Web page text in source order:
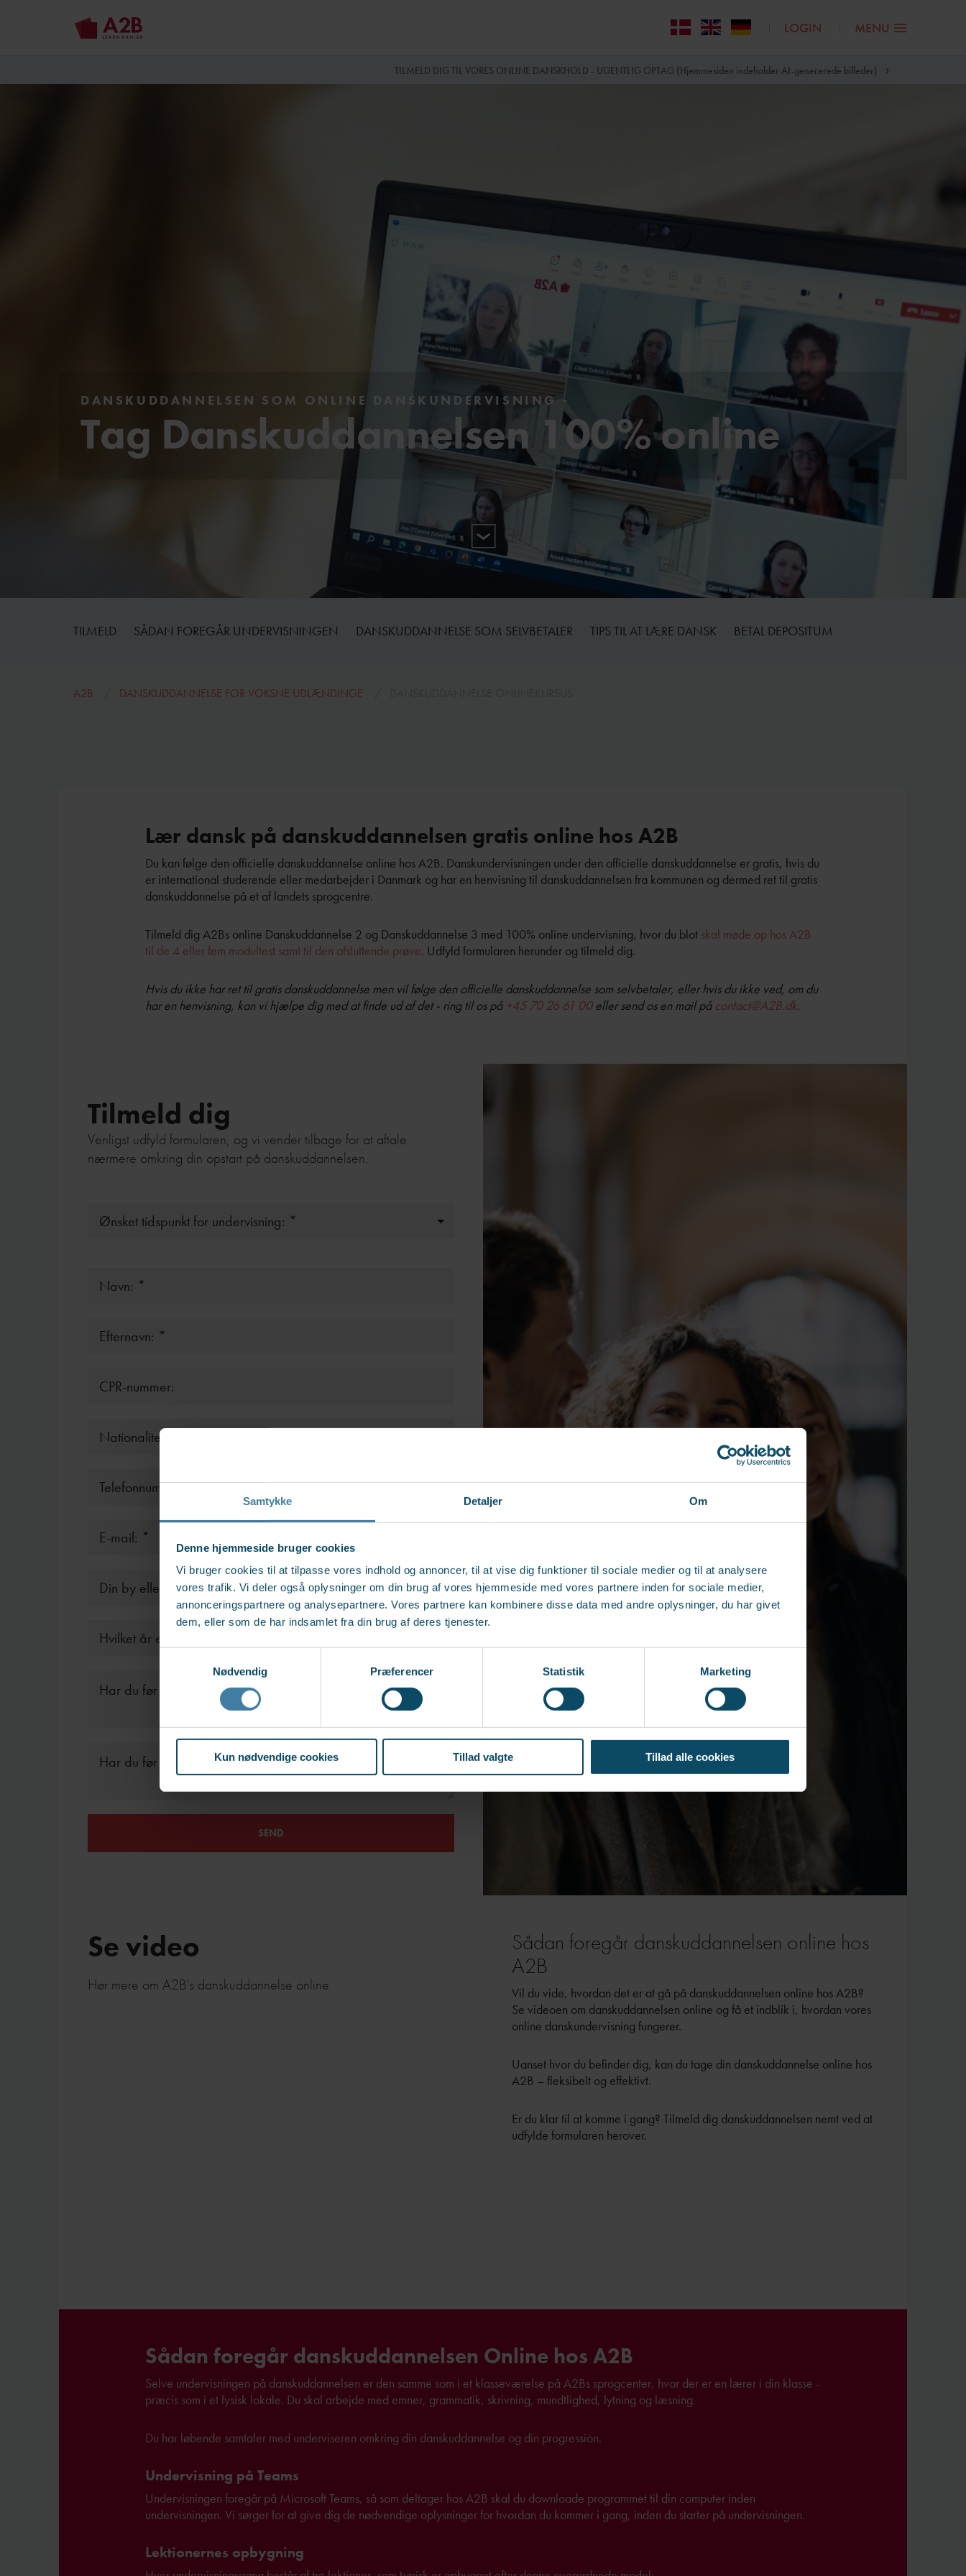
Samtykke Detaljer Om
Denne hjemmeside bruger cookies
Vi bruger cookies til at tilpasse vores indhold og annoncer, til at vise dig funktioner til sociale medier og til at analysere
vores trafik. Vi deler også oplysninger om din brug af vores hjemmeside med vores partnere inden for sociale medier,
annonceringspartnere og analysepartnere. Vores partnere kan kombinere disse data med andre oplysninger, du har givet
dem, eller som de har indsamlet fra din brug af deres tjenester.
Nødvendig
Præferencer Statistik Marketing
Kun nødvendige cookies Tillad valgte Tillad alle cookies
LOGIN MENU
TILMELD DIG TIL VORES ONLINE DANSKHOLD - UGENTLIG OPTAG (Hjemmesiden indeholder AI-genererede billeder)
DANSKUDDANNELSEN SOM ONLINE DANSKUNDERVISNING -
Tag Danskuddannelsen 100% online
TILMELD SÅDAN FOREGÅR UNDERVISNINGEN DANSKUDDANNELSE SOM SELVBETALER TIPS TIL AT LÆRE DANSK BETAL DEPOSITUM
A2B DANSKUDDANNELSE FOR VOKSNE UDLÆNDINGE
Lær dansk på danskuddannelsen gratis online hos A2B
Du kan følge den officielle danskuddannelse online hos A2B. Danskundervisningen under den officielle danskuddannelse er gratis, hvis du
er international studerende eller medarbejder i Danmark og har en henvisning til danskuddannelsen fra kommunen og dermed ret til gratis
danskuddannelse på et af landets sprogcentre.
Tilmeld dig A2Bs online Danskuddannelse 2 og Danskuddannelse 3 med 100% online undervisning, hvor du blot skal møde op hos A2B
til de 4 eller fem modultest samt til den afsluttende prøve. Udfyld formularen herunder og tilmeld dig.
Hvis du ikke har ret til gratis danskuddannelse men vil følge den officielle danskuddannelse som selvbetaler, eller hvis du ikke ved, om du
har en henvisning, kan vi hjælpe dig med at finde ud af det - ring til os på +45 70 26 61 00eller send os en mail på contact@A2B.dk.
Tilmeld dig
Venligst udfyld formularen, og vi vender tilbage for at aftale
nærmere omkring din opstart på danskuddannelsen.
Se video
Hør mere om A2B's danskuddannelse online
Sådan foregår danskuddannelsen online hos
A2B
Vil du vide, hvordan det er at gå på danskuddannelsen online hos A2B?
Se videoen om danskuddannelsen online og få et indblik i, hvordan vores
online danskundervisning fungerer.
Uanset hvor du befinder dig, kan du tage din danskuddannelse online hos
A2B – fleksibelt og effektivt.
Er du klar til at komme i gang? Tilmeld dig danskuddannelsen nemt ved at
udfylde formularen herover.
Sådan foregår danskuddannelsen Online hos A2B
Selve undervisningen på danskuddannelsen er den samme som i et klasseværelse på A2Bs sprogcenter, hvor der er en lærer i din klasse -
præcis som i et fysisk lokale. Du skal arbejde med emner, grammatik, skrivning, mundtlighed, lytning og læsning.
Du har løbende samtaler med underviseren omkring din danskuddannelse og din progression.
Undervisning på Teams
Undervisningen foregår på Microsoft Teams, så som deltager hos A2B skal du downloade programmet til din computer inden
undervisningen. Vi sørger for at give dig de nødvendige oplysninger for hvordan du kommer i gang, inden du starter på undervisningen.
Lektionernes opbygning